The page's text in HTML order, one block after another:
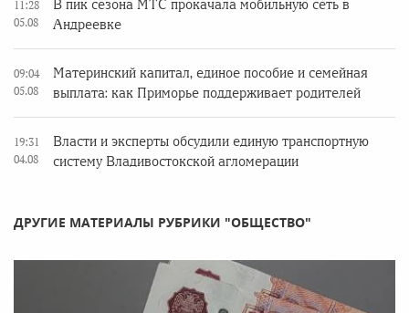
11:28
05.08
В пик сезона МТС прокачала мобильную сеть в
Андреевке
09:04
05.08
Материнский капитал, единое пособие и семейная
выплата: как Приморье поддерживает родителей
19:31
04.08
Власти и эксперты обсудили единую транспортную
систему Владивостокской агломерации
ДРУГИЕ МАТЕРИАЛЫ РУБРИКИ "ОБЩЕСТВО"